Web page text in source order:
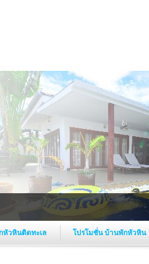
หัวหินติดทะเล โปรโมชั่น บ้านพักหัวหิน